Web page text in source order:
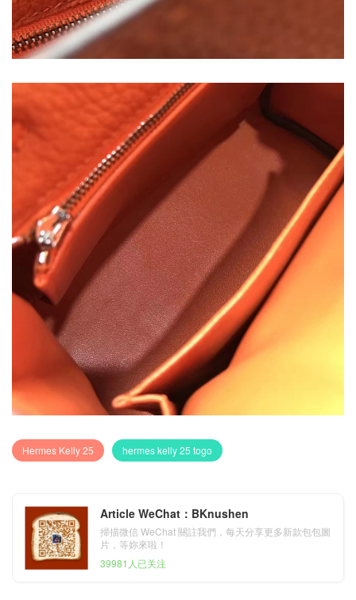
Hermes Kelly 25 hermes kelly 25 togo
Article WeChat：BKnushen
掃描微信 WeChat 關註我們，每天分享更多新款包包圖
片，等妳來啦！
39981人已关注